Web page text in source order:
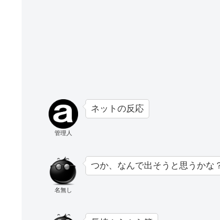
管理人
ネットの反応
名無し
つか、なんで出そうと思うかな